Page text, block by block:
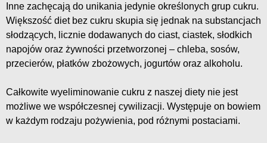
Inne zachęcają do unikania jedynie określonych grup cukru.
Większość diet bez cukru skupia się jednak na substancjach
słodzących, licznie dodawanych do ciast, ciastek, słodkich
napojów oraz żywności przetworzonej – chleba, sosów,
przecierów, płatków zbożowych, jogurtów oraz alkoholu.
Całkowite wyeliminowanie cukru z naszej diety nie jest
możliwe we współczesnej cywilizacji. Występuje on bowiem
w każdym rodzaju pożywienia, pod różnymi postaciami.